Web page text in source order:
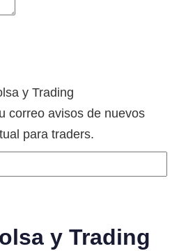
correo avisos de nuevos
para traders.
y Trading